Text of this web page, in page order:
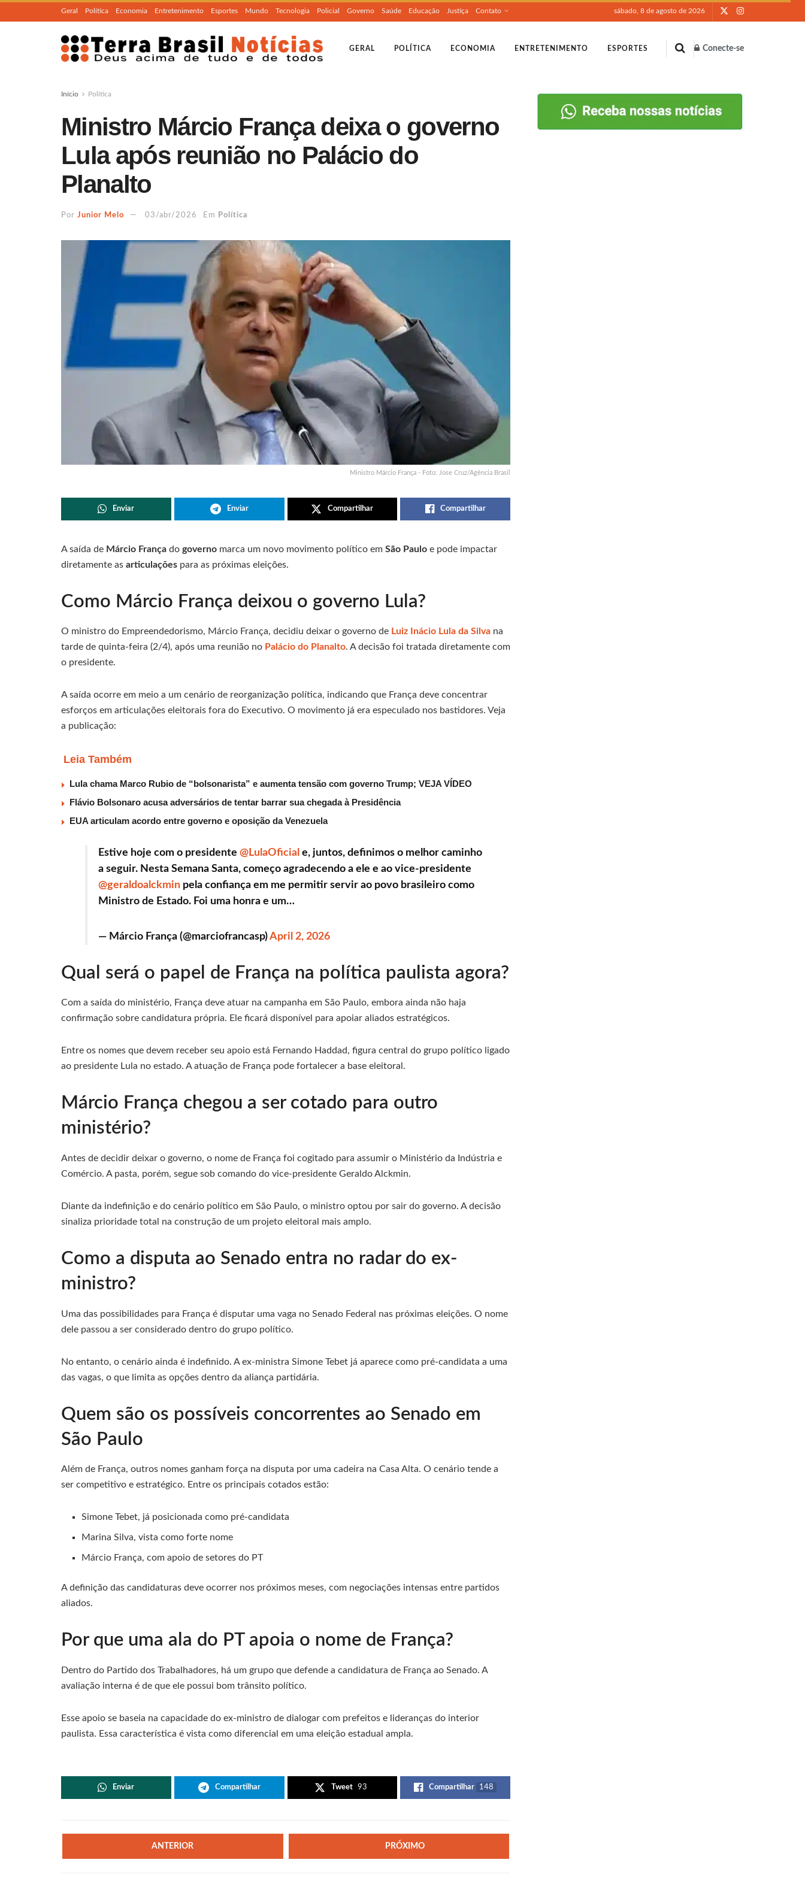
Geral Política Economia Entretenimento Esportes Mundo Tecnologia Policial Governo Saúde Educação Justiça Contato sábado, 8 de agosto de 2026
GERAL POLÍTICA ECONOMIA ENTRETENIMENTO ESPORTES Conecte-se
Início Política
Ministro Márcio França deixa o governo
Lula após reunião no Palácio do
Planalto
Por Junior Melo 03/abr/2026 Em Política
Ministro Márcio França - Foto: Jose Cruz/Agência Brasil
Enviar Enviar Compartilhar Compartilhar
A saída de Márcio França do governo marca um novo movimento político em São Paulo e pode impactar
diretamente as articulações para as próximas eleições.
Como Márcio França deixou o governo Lula?
O ministro do Empreendedorismo, Márcio França, decidiu deixar o governo de Luiz Inácio Lula da Silva na
tarde de quinta-feira (2/4), após uma reunião no Palácio do Planalto. A decisão foi tratada diretamente com
o presidente.
A saída ocorre em meio a um cenário de reorganização política, indicando que França deve concentrar
esforços em articulações eleitorais fora do Executivo. O movimento já era especulado nos bastidores. Veja
a publicação:
Leia Também
Lula chama Marco Rubio de “bolsonarista” e aumenta tensão com governo Trump; VEJA VÍDEO
Flávio Bolsonaro acusa adversários de tentar barrar sua chegada à Presidência
EUA articulam acordo entre governo e oposição da Venezuela
Estive hoje com o presidente @LulaOficial e, juntos, definimos o melhor caminho
a seguir. Nesta Semana Santa, começo agradecendo a ele e ao vice-presidente
@geraldoalckmin pela confiança em me permitir servir ao povo brasileiro como
Ministro de Estado. Foi uma honra e um…
— Márcio França (@marciofrancasp)April 2, 2026
Qual será o papel de França na política paulista agora?
Com a saída do ministério, França deve atuar na campanha em São Paulo, embora ainda não haja
confirmação sobre candidatura própria. Ele ficará disponível para apoiar aliados estratégicos.
Entre os nomes que devem receber seu apoio está Fernando Haddad, figura central do grupo político ligado
ao presidente Lula no estado. A atuação de França pode fortalecer a base eleitoral.
Márcio França chegou a ser cotado para outro
ministério?
Antes de decidir deixar o governo, o nome de França foi cogitado para assumir o Ministério da Indústria e
Comércio. A pasta, porém, segue sob comando do vice-presidente Geraldo Alckmin.
Diante da indefinição e do cenário político em São Paulo, o ministro optou por sair do governo. A decisão
sinaliza prioridade total na construção de um projeto eleitoral mais amplo.
Como a disputa ao Senado entra no radar do ex-
ministro?
Uma das possibilidades para França é disputar uma vaga no Senado Federal nas próximas eleições. O nome
dele passou a ser considerado dentro do grupo político.
No entanto, o cenário ainda é indefinido. A ex-ministra Simone Tebet já aparece como pré-candidata a uma
das vagas, o que limita as opções dentro da aliança partidária.
Quem são os possíveis concorrentes ao Senado em
São Paulo
Além de França, outros nomes ganham força na disputa por uma cadeira na Casa Alta. O cenário tende a
ser competitivo e estratégico. Entre os principais cotados estão:
Simone Tebet, já posicionada como pré-candidata
Marina Silva, vista como forte nome
Márcio França, com apoio de setores do PT
A definição das candidaturas deve ocorrer nos próximos meses, com negociações intensas entre partidos
aliados.
Por que uma ala do PT apoia o nome de França?
Dentro do Partido dos Trabalhadores, há um grupo que defende a candidatura de França ao Senado. A
avaliação interna é de que ele possui bom trânsito político.
Esse apoio se baseia na capacidade do ex-ministro de dialogar com prefeitos e lideranças do interior
paulista. Essa característica é vista como diferencial em uma eleição estadual ampla.
Enviar Compartilhar Tweet 93 Compartilhar 148
ANTERIOR PRÓXIMO